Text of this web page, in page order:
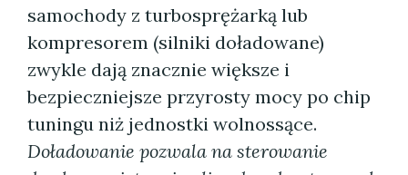
samochody z turbosprężarką lub
kompresorem (silniki doładowane)
zwykle dają znacznie większe i
bezpieczniejsze przyrosty mocy po chip
tuningu niż jednostki wolnossące.
Doładowanie pozwala na sterowanie